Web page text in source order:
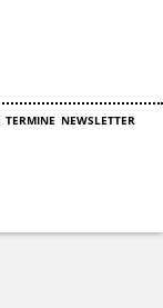
TERMINE NEWSLETTER